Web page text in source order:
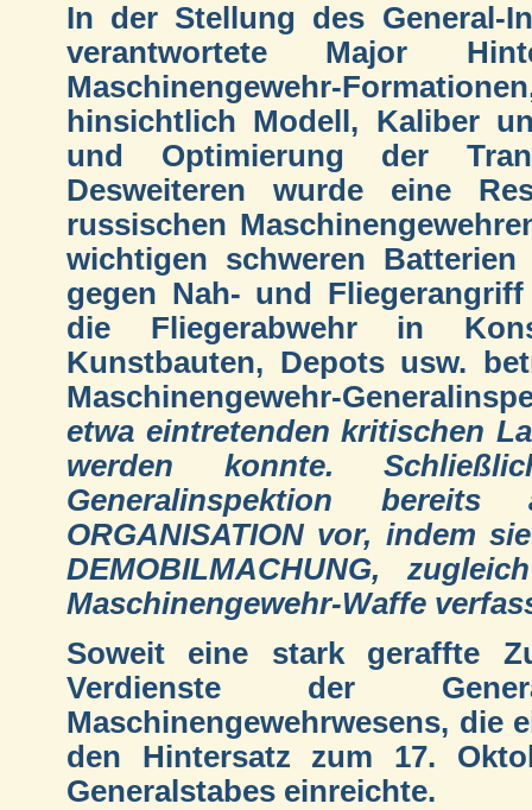
In der Stellung des General-
verantwortete Major
Maschinengewehr-
hinsichtlich Modell, Kaliber
und Optimierung der
Desweiteren wurde eine
russischen
wichtigen schweren
gegen Nah- und
die Fliegerabwehr in
Kunstbauten, Depots usw.
Maschinengewehr-
etwa eintretenden kritischen
werden konnte.
Generalinspektion
ORGANISATION vor, indem
DEMOBILMACHUNG,
Maschinengewehr-Waffe
Soweit eine stark geraffte
Verdienste der
Maschinengewehrwesens, die
den Hintersatz zum 17.
Generalstabes einreichte.